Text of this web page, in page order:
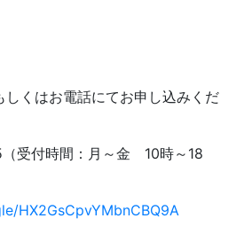
しくはお電話にてお申し込みくだ
受付時間：月～金 10時～18
HX2GsCpvYMbnCBQ9A